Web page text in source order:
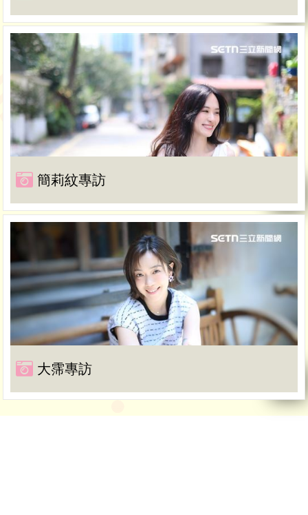
簡莉紋專訪
大霈專訪